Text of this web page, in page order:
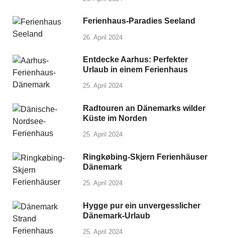
Ferienhaus-Paradies Seeland
26. April 2024
Entdecke Aarhus: Perfekter
Urlaub in einem Ferienhaus
25. April 2024
Radtouren an Dänemarks wilder
Küste im Norden
25. April 2024
Ringkøbing-Skjern Ferienhäuser
Dänemark
25. April 2024
Hygge pur ein unvergesslicher
Dänemark-Urlaub
25. April 2024